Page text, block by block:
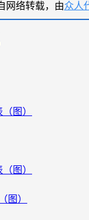
网络转载，由众人
图）
图）
图）